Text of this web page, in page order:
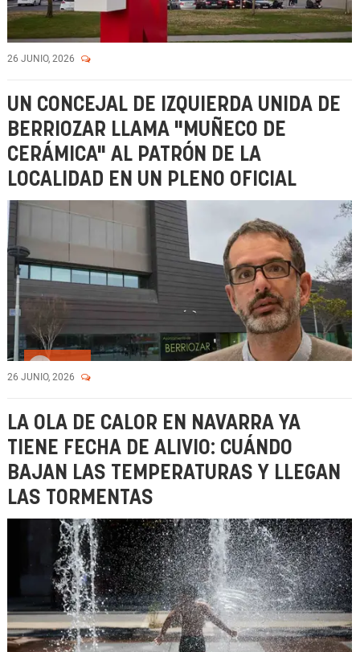
26 JUNIO, 2026
UN CONCEJAL DE IZQUIERDA UNIDA DE
BERRIOZAR LLAMA "MUÑECO DE
CERÁMICA" AL PATRÓN DE LA
LOCALIDAD EN UN PLENO OFICIAL
26 JUNIO, 2026
LA OLA DE CALOR EN NAVARRA YA
TIENE FECHA DE ALIVIO: CUÁNDO
BAJAN LAS TEMPERATURAS Y LLEGAN
LAS TORMENTAS